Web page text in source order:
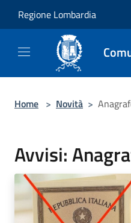
Regione Lombardia
Home > Novità >
Avvisi: